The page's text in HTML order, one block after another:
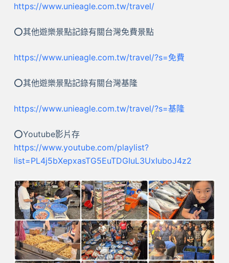
https://www.unieagle.com.tw/travel/
⭕其他遊樂景點記錄有關台灣免費景點
https://www.unieagle.com.tw/travel/?s=免費
⭕其他遊樂景點記錄有關台灣基隆
https://www.unieagle.com.tw/travel/?s=基隆
⭕Youtube影片存
https://www.youtube.com/playlist?
list=PL4j5bXepxasTG5EuTDGIuL3UxIuboJ4z2